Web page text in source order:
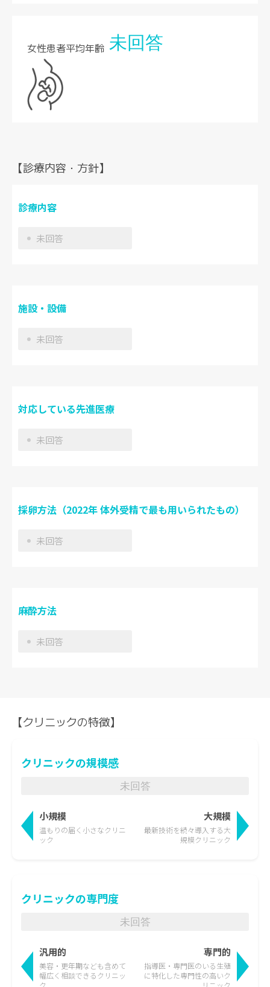
女性患者平均年齢 未回答
【診療内容・方針】
診療内容
未回答
施設・設備
未回答
対応している先進医療
未回答
採卵方法（2022年 体外受精で最も用いられたもの）
未回答
麻酔方法
未回答
【クリニックの特徴】
クリニックの規模感
未回答
小規模
温もりの届く 小さなクリニ
ック
最新技術を続々導入する大
規模クリニック
大規模
クリニックの専門度
未回答
汎用的
美容・更年期なども含めて
幅広く相談できるクリニッ
指導医・専門医のいる生殖
に特化した専門性の高いク
専門的